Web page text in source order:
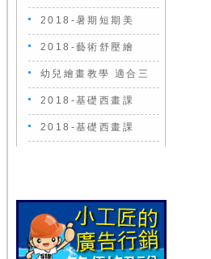
2018-暑期短期美
2018-藝術舒壓繪
幼兒繪畫教學 適合三
2018-基礎西畫課
2018-基礎西畫課